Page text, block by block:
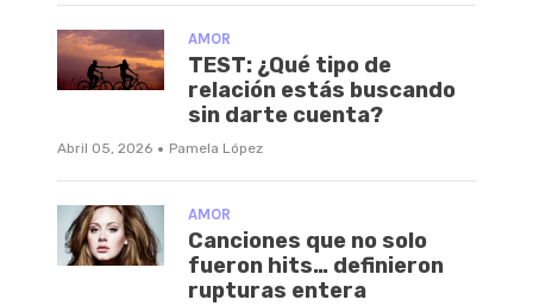
AMOR
TEST: ¿Qué tipo de
relación estás buscando
sin darte cuenta?
Abril 05, 2026 · Pamela López
AMOR
Canciones que no solo
fueron hits… definieron
rupturas entera